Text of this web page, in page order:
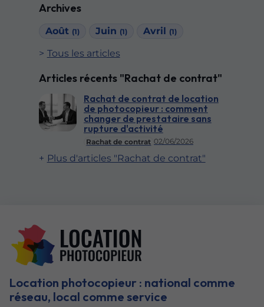
Archives
Août (1) Juin (1) Avril (1)
Tous les articles
Articles récents "Rachat de contrat"
Rachat de contrat 02/06/2026
Rachat de contrat de location
de photocopieur : comment
changer de prestataire sans
rupture d'activité
Plus d'articles "Rachat de contrat"
Location photocopieur : national comme
réseau, local comme service